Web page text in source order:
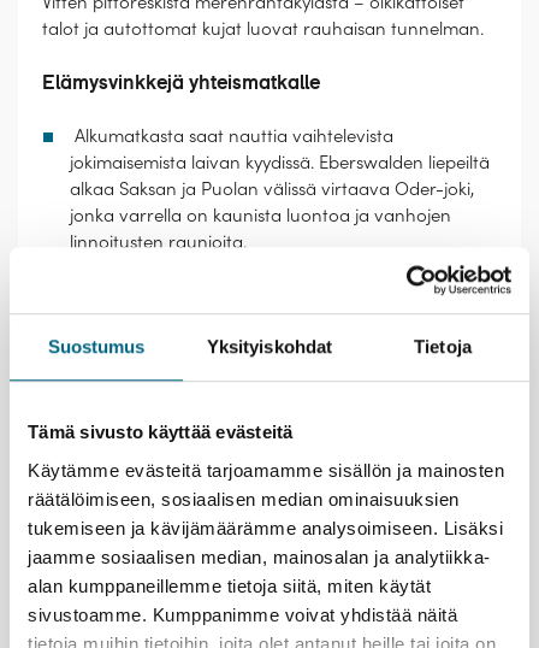
Suostumus Yksityiskohdat Tietoja
Tämä sivusto käyttää evästeitä
Käytämme evästeitä tarjoamamme sisällön ja mainosten
räätälöimiseen, sosiaalisen median ominaisuuksien
tukemiseen ja kävijämäärämme analysoimiseen. Lisäksi
jaamme sosiaalisen median, mainosalan ja analytiikka-
alan kumppaneillemme tietoja siitä, miten käytät
sivustoamme. Kumppanimme voivat yhdistää näitä
tietoja muihin tietoihin, joita olet antanut heille tai joita on
talot ja autottomat kujat luovat rauhaisan tunnelman.
Elämysvinkkejä yhteismatkalle
Alkumatkasta saat nauttia vaihtelevista
jokimaisemista laivan kyydissä. Eberswalden liepeiltä
alkaa Saksan ja Puolan välissä virtaava Oder-joki,
jonka varrella on kaunista luontoa ja vanhojen
linnoitusten raunioita.
Peenemünden päänähtävyyksiä on historiallinen
maailman ensimmäinen avaruuteen lentänyt raketti,
V2-ohjus, vuonna 1942.
Stralsund on vanha hansakaupunki, ja sen muurien
maailmanperintökohde. Goottilaistyyliset kirkot,
sekä vanhat porvaristalot muodostavat hienon
kokonaisuuden.